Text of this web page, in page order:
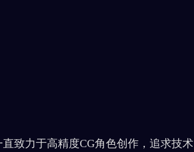
力于高精度CG角色创作，追求技术